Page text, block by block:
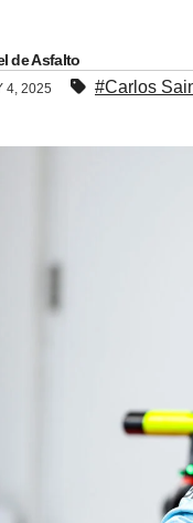
de Asfalto
4, 2025 #Carlos